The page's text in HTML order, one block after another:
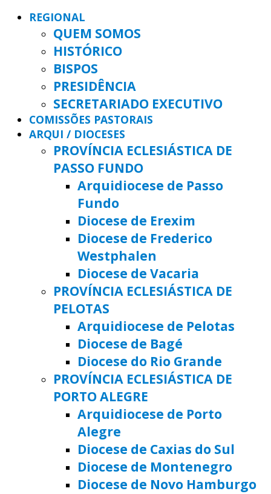
REGIONAL
QUEM SOMOS
HISTÓRICO
BISPOS
PRESIDÊNCIA
SECRETARIADO EXECUTIVO
COMISSÕES PASTORAIS
ARQUI / DIOCESES
PROVÍNCIA ECLESIÁSTICA DE
PASSO FUNDO
Arquidiocese de Passo
Fundo
Diocese de Erexim
Diocese de Frederico
Westphalen
Diocese de Vacaria
PROVÍNCIA ECLESIÁSTICA DE
PELOTAS
Arquidiocese de Pelotas
Diocese de Bagé
Diocese do Rio Grande
PROVÍNCIA ECLESIÁSTICA DE
PORTO ALEGRE
Arquidiocese de Porto
Alegre
Diocese de Caxias do Sul
Diocese de Montenegro
Diocese de Novo Hamburgo